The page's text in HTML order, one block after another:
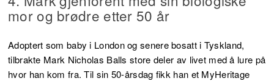
mor og brødre etter 50 år
Adoptert som baby i London og senere bosatt i Tyskland,
tilbrakte Mark Nicholas Balls store deler av livet med å lure på
hvor han kom fra. Til sin 50-årsdag fikk han et MyHeritage